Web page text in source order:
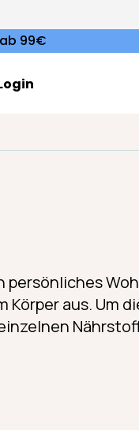
99€
aus. Um